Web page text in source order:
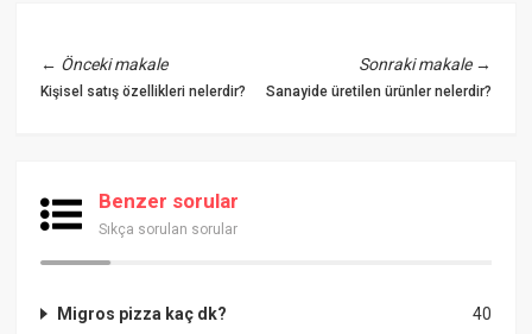
← Önceki makale
Kişisel satış özellikleri nelerdir?
Sonraki makale→
Sanayide üretilen ürünler nelerdir?
Benzer sorular
Sıkça sorulan sorular
40
Migros pizza kaç dk?